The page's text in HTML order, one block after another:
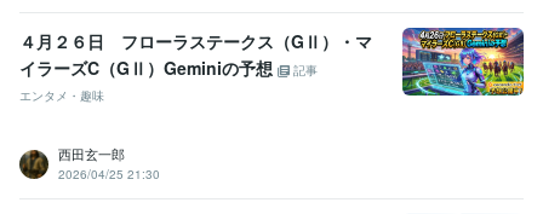
４月２６日 フローラステークス（GⅡ）・マ
イラーズC（GⅡ）Geminiの予想
記事
エンタメ・趣味
西田玄一郎
2026/04/25 21:30